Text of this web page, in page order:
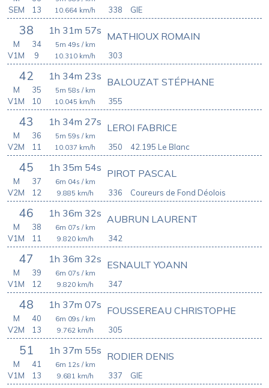
338
10.664 km/h
SEM
13 GIE
38 1h 31m 57s
303
MATHIOUX ROMAIN
5m 49s / km
10.310 km/h
M
34
V1M
9
42 1h 34m 23s
355
BALOUZAT STÉPHANE
5m 58s / km
10.045 km/h
M
35
V1M
10
43 1h 34m 27s
350
LEROI FABRICE
5m 59s / km
10.037 km/h
M
36
V2M
11 42.195 Le Blanc
45 1h 35m 54s
336
PIROT PASCAL
6m 04s / km
9.885 km/h
M
37
V2M
12 Coureurs de Fond Déolois
46 1h 36m 32s
342
AUBRUN LAURENT
6m 07s / km
9.820 km/h
M
38
V1M
11
47 1h 36m 32s
347
ESNAULT YOANN
6m 07s / km
9.820 km/h
M
39
V1M
12
48 1h 37m 07s
305
FOUSSEREAU CHRISTOPHE
6m 09s / km
9.762 km/h
M
40
V2M
13
51 1h 37m 55s
337
RODIER DENIS
6m 12s / km
9.681 km/h
M
41
V1M
13 GIE